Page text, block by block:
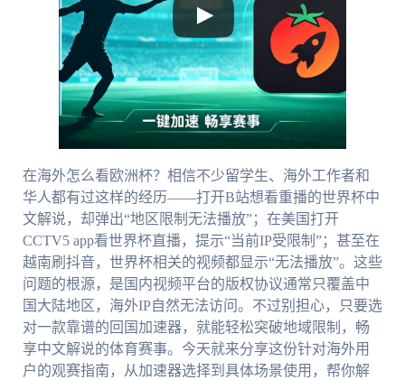
在海外怎么看欧洲杯？相信不少留学生、海外工作者和
华人都有过这样的经历——打开B站想看重播的世界杯中
文解说，却弹出“地区限制无法播放”；在美国打开
CCTV5 app看世界杯直播，提示“当前IP受限制”；甚至在
越南刷抖音，世界杯相关的视频都显示“无法播放”。这些
问题的根源，是国内视频平台的版权协议通常只覆盖中
国大陆地区，海外IP自然无法访问。不过别担心，只要选
对一款靠谱的回国加速器，就能轻松突破地域限制，畅
享中文解说的体育赛事。今天就来分享这份针对海外用
户的观赛指南，从加速器选择到具体场景使用，帮你解